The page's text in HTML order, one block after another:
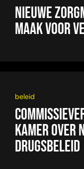
Nieuwe
maak voor
beleid
Kamer over
drugsbeleid